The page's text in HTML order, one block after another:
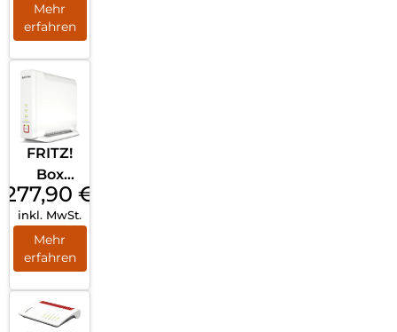
Mehr
erfahren
FRITZ!
Box
4060
(Tarifver
marktu
ng)
277,90 €
inkl. MwSt.
Mehr
erfahren